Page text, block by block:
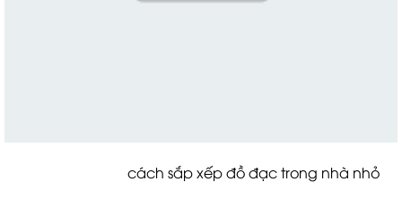
cách sắp xếp đồ đạc trong nhà nhỏ